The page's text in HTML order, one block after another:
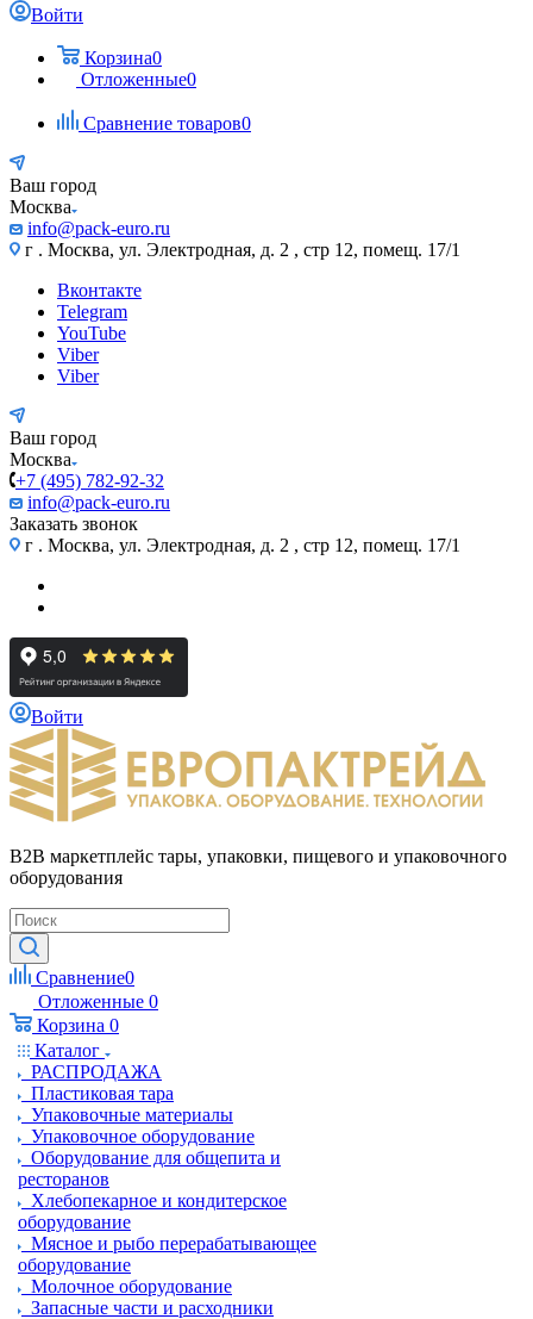
Войти
Корзина0
Отложенные0
Сравнение товаров0
Ваш город
Москва
info@pack-euro.ru
г . Москва, ул. Электродная, д. 2 , стр 12, помещ. 17/1
Вконтакте
Telegram
YouTube
Viber
Viber
Ваш город
Москва
+7 (495) 782-92-32
info@pack-euro.ru
Заказать звонок
г . Москва, ул. Электродная, д. 2 , стр 12, помещ. 17/1
Войти
B2B маркетплейс тары, упаковки, пищевого и упаковочного
оборудования
Сравнение0
Отложенные 0
Корзина 0
Каталог
РАСПРОДАЖА
Пластиковая тара
Упаковочные материалы
Упаковочное оборудование
Оборудование для общепита и
ресторанов
Хлебопекарное и кондитерское
оборудование
Мясное и рыбо перерабатывающее
оборудование
Молочное оборудование
Запасные части и расходники